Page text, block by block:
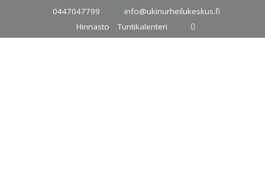
content
0447047799
info@ukinurheilukeskus.fi
Hinnasto
Tuntikalenteri